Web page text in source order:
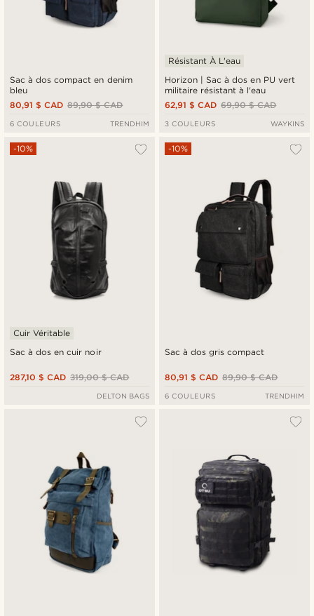
Sac à dos compact en denim
bleu
89,90 $ CAD
80,91 $ CAD
6 COULEURS TRENDHIM
Horizon | Sac à dos en PU vert
militaire résistant à l'eau
Résistant À L'eau
69,90 $ CAD
62,91 $ CAD
3 COULEURS WAYKINS
Sac à dos en cuir noir
-10%
Cuir Véritable
319,00 $ CAD
287,10 $ CAD
DELTON BAGS
Sac à dos gris compact
-10%
89,90 $ CAD
80,91 $ CAD
6 COULEURS TRENDHIM